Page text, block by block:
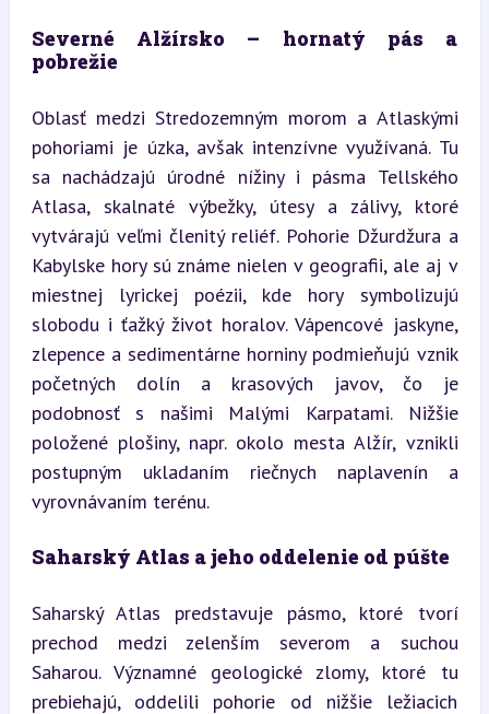
Severné Alžírsko – hornatý pás a
pobrežie
Oblasť medzi Stredozemným morom a Atlaskými
pohoriami je úzka, avšak intenzívne využívaná. Tu
sa nachádzajú úrodné nížiny i pásma Tellského
Atlasa, skalnaté výbežky, útesy a zálivy, ktoré
vytvárajú veľmi členitý reliéf. Pohorie Džurdžura a
Kabylske hory sú známe nielen v geografii, ale aj v
miestnej lyrickej poézii, kde hory symbolizujú
slobodu i ťažký život horalov. Vápencové jaskyne,
zlepence a sedimentárne horniny podmieňujú vznik
početných dolín a krasových javov, čo je
podobnosť s našimi Malými Karpatami. Nižšie
položené plošiny, napr. okolo mesta Alžír, vznikli
postupným ukladaním riečnych naplavenín a
vyrovnávaním terénu.
Saharský Atlas a jeho oddelenie od púšte
Saharský Atlas predstavuje pásmo, ktoré tvorí
prechod medzi zelenším severom a suchou
Saharou. Významné geologické zlomy, ktoré tu
prebiehajú, oddelili pohorie od nižšie ležiacich